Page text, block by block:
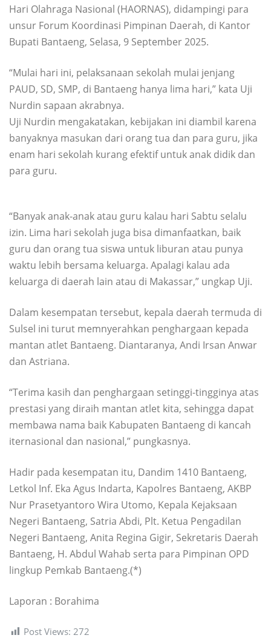
Hari Olahraga Nasional (HAORNAS), didampingi para
unsur Forum Koordinasi Pimpinan Daerah, di Kantor
Bupati Bantaeng, Selasa, 9 September 2025.
“Mulai hari ini, pelaksanaan sekolah mulai jenjang
PAUD, SD, SMP, di Bantaeng hanya lima hari,” kata Uji
Nurdin sapaan akrabnya.
Uji Nurdin mengakatakan, kebijakan ini diambil karena
banyaknya masukan dari orang tua dan para guru, jika
enam hari sekolah kurang efektif untuk anak didik dan
para guru.
“Banyak anak-anak atau guru kalau hari Sabtu selalu
izin. Lima hari sekolah juga bisa dimanfaatkan, baik
guru dan orang tua siswa untuk liburan atau punya
waktu lebih bersama keluarga. Apalagi kalau ada
keluarga di daerah lain atau di Makassar,” ungkap Uji.
Dalam kesempatan tersebut, kepala daerah termuda di
Sulsel ini turut memnyerahkan penghargaan kepada
mantan atlet Bantaeng. Diantaranya, Andi Irsan Anwar
dan Astriana.
“Terima kasih dan penghargaan setinggi-tingginya atas
prestasi yang diraih mantan atlet kita, sehingga dapat
membawa nama baik Kabupaten Bantaeng di kancah
iternasional dan nasional,” pungkasnya.
Hadir pada kesempatan itu, Dandim 1410 Bantaeng,
Letkol Inf. Eka Agus Indarta, Kapolres Bantaeng, AKBP
Nur Prasetyantoro Wira Utomo, Kepala Kejaksaan
Negeri Bantaeng, Satria Abdi, Plt. Ketua Pengadilan
Negeri Bantaeng, Anita Regina Gigir, Sekretaris Daerah
Bantaeng, H. Abdul Wahab serta para Pimpinan OPD
lingkup Pemkab Bantaeng.(*)
Laporan : Borahima
Post Views: 272